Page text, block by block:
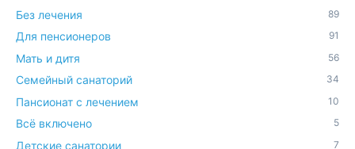
Без лечения 89
Для пенсионеров 91
Мать и дитя 56
Семейный санаторий 34
Пансионат с лечением 10
Всё включено 5
Детские санатории 7